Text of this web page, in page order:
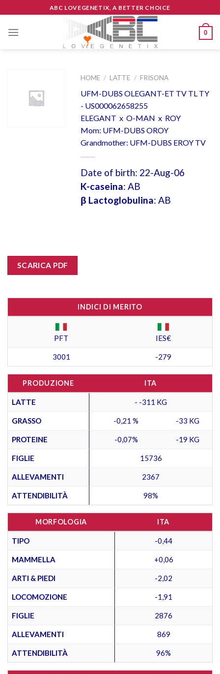
to
content
ABC LOVEGENETIX, A BETTER CHOICE
0
HOME / LATTE / FRISONA
UFM-DUBS OLEGANT-ET TV TL TY
- US000062658255
ELEGANT x O-MAN x ROY
Mom: UFM-DUBS OROY
Grandmother: UFM-DUBS EROY TV
Date of birth: 22-Aug-06
K-caseina: AB
β Lactoglobulina: AB
SCARICA PDF
INDICI DI MERITO
PFT IES€
3001 -279
PRODUZIONE ITA
LATTE - -311 KG
GRASSO -0,21 % -33 KG
PROTEINE -0,07% -19 KG
FIGLIE 15736
ALLEVAMENTI 2367
ATTENDIBILITÀ 98%
MORFOLOGIA ITA
TIPO -0,44
MAMMELLA +0,06
ARTI & PIEDI -2,02
LOCOMOZIONE -1,91
FIGLIE 2876
ALLEVAMENTI 869
ATTENDIBILITÀ 96%